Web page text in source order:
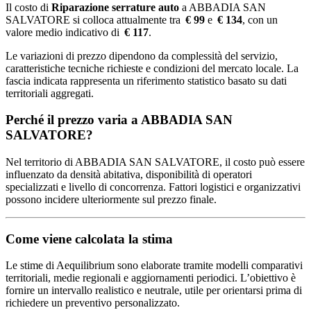
Il costo di Riparazione serrature auto a ABBADIA SAN
SALVATORE si colloca attualmente tra € 99 e € 134, con un
valore medio indicativo di € 117.
Le variazioni di prezzo dipendono da complessità del servizio,
caratteristiche tecniche richieste e condizioni del mercato locale. La
fascia indicata rappresenta un riferimento statistico basato su dati
territoriali aggregati.
Perché il prezzo varia a ABBADIA SAN
SALVATORE?
Nel territorio di ABBADIA SAN SALVATORE, il costo può essere
influenzato da densità abitativa, disponibilità di operatori
specializzati e livello di concorrenza. Fattori logistici e organizzativi
possono incidere ulteriormente sul prezzo finale.
Come viene calcolata la stima
Le stime di Aequilibrium sono elaborate tramite modelli comparativi
territoriali, medie regionali e aggiornamenti periodici. L’obiettivo è
fornire un intervallo realistico e neutrale, utile per orientarsi prima di
richiedere un preventivo personalizzato.